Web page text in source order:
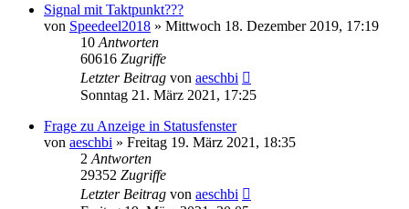
Signal mit Taktpunkt???
von Speedeel2018 » Mittwoch 18. Dezember 2019, 17:19
10 Antworten
60616 Zugriffe
Letzter Beitrag von aeschbi
Sonntag 21. März 2021, 17:25
Frage zu Anzeige in Statusfenster
von aeschbi » Freitag 19. März 2021, 18:35
2 Antworten
29352 Zugriffe
Letzter Beitrag von aeschbi